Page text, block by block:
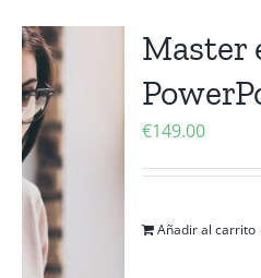
Master
€149.00
Añadir al carrito